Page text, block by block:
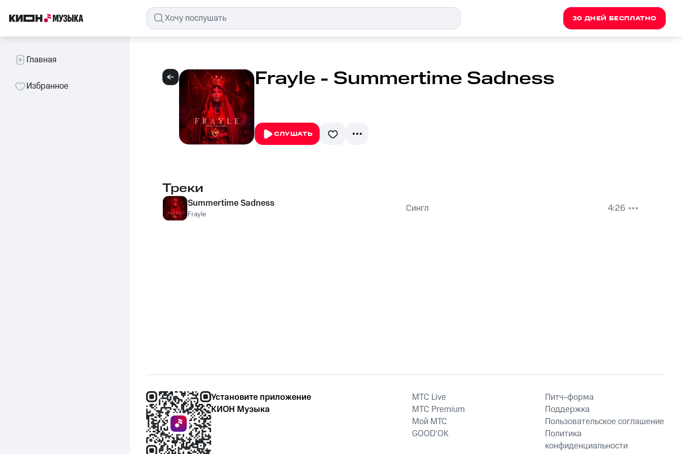
30 ДНЕЙ БЕСПЛАТНО
Главная
Избранное Frayle - Summertime Sadness
СЛУШАТЬ
Треки
Summertime Sadness
Frayle Сингл 4:26
Установите приложение
КИОН Музыка
MTС Live
MTС Premium
Мой МТС
GOOD’OK
Питч-форма
Поддержка
Пользовательское соглашение
Политика
конфиденциальности